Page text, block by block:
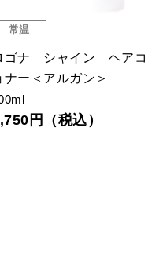
常温
ゴナ シャイン ヘアコ
ナー＜アルガン＞
円（税込）